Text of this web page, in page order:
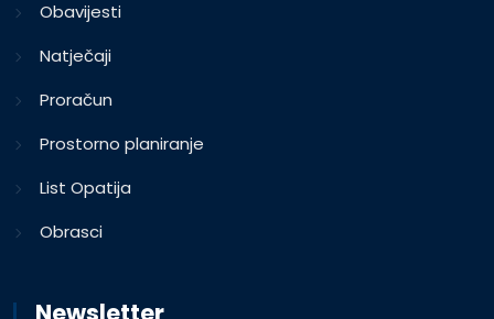
Obavijesti
Natječaji
Proračun
Prostorno planiranje
List Opatija
Obrasci